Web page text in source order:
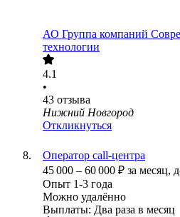
АО Группа компаний
технологии
4.1
•
43 отзыва
Нижний Новгород
Откликнуться
Оператор call-центра
45 000 – 60 000 ₽ за месяц,
Опыт 1-3 года
Можно удалённо
Выплаты: Два раза в месяц